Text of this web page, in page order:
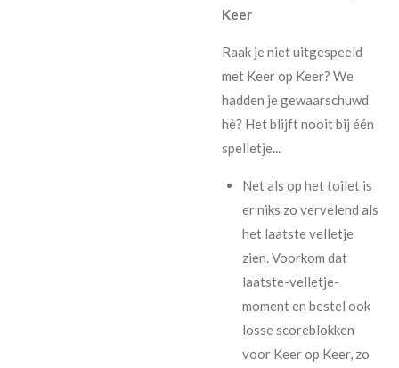
Keer
Raak je niet uitgespeeld
met Keer op Keer? We
hadden je gewaarschuwd
hè? Het blijft nooit bij één
spelletje...
Net als op het toilet is
er niks zo vervelend als
het laatste velletje
zien. Voorkom dat
laatste-velletje-
moment en bestel ook
losse scoreblokken
voor Keer op Keer, zo